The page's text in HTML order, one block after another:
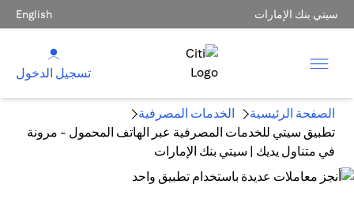
سيتي بنك الإمارات English
تسجيل الدخول
الصفحة الرئيسية
الخدمات المصرفية
تطبيق سيتي للخدمات المصرفية عبر الهاتف المحمول - مرونة
في متناول يديك | سيتي بنك الإمارات